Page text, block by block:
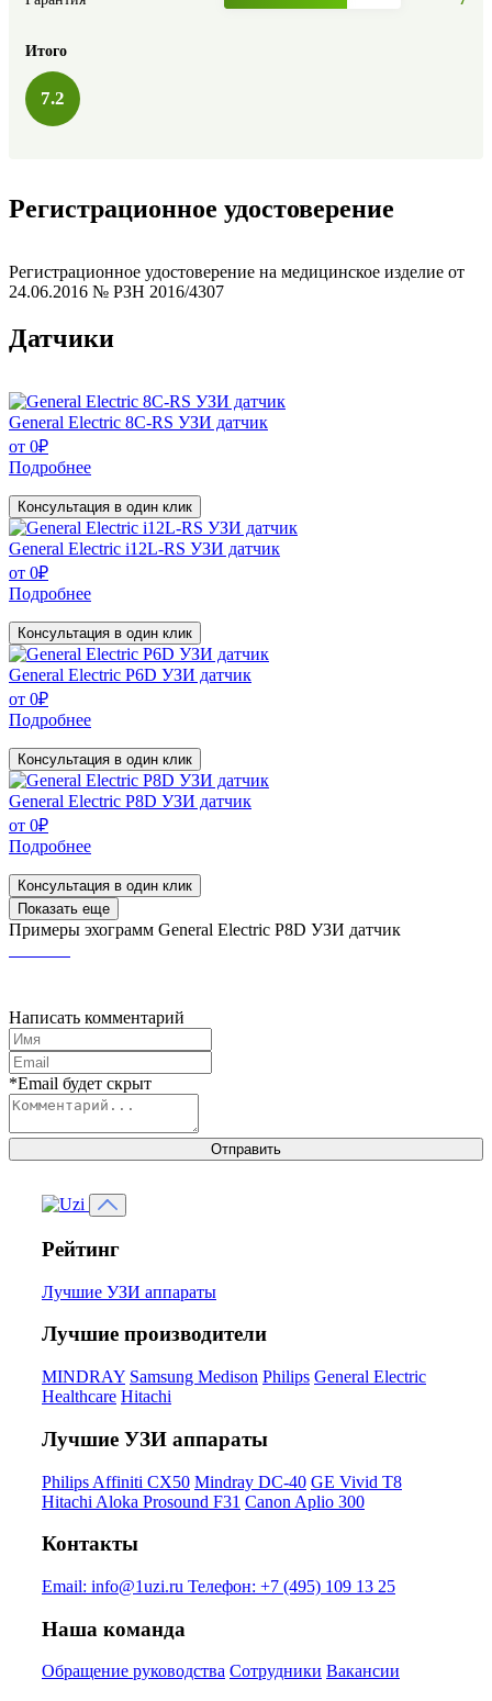
Итого
7.2
Регистрационное удостоверение
Регистрационное удостоверение на медицинское изделие от
24.06.2016 № РЗН 2016/4307
Датчики
General Electric 8C-RS УЗИ датчик
от 0₽
Подробнее
Консультация в один клик
General Electric i12L-RS УЗИ датчик
от 0₽
Подробнее
Консультация в один клик
General Electric P6D УЗИ датчик
от 0₽
Подробнее
Консультация в один клик
General Electric P8D УЗИ датчик
от 0₽
Подробнее
Консультация в один клик
Показать еще
Примеры эхограмм General Electric P8D УЗИ датчик
Написать комментарий
*Email будет скрыт
Отправить
Рейтинг
Лучшие УЗИ аппараты
Лучшие производители
MINDRAY Samsung Medison Philips General Electric
Healthcare Hitachi
Лучшие УЗИ аппараты
Philips Affiniti CX50 Mindray DC-40 GE Vivid T8
Hitachi Aloka Prosound F31 Canon Aplio 300
Контакты
Email: info@1uzi.ru Телефон: +7 (495) 109 13 25
Наша команда
Обращение руководства Сотрудники Вакансии